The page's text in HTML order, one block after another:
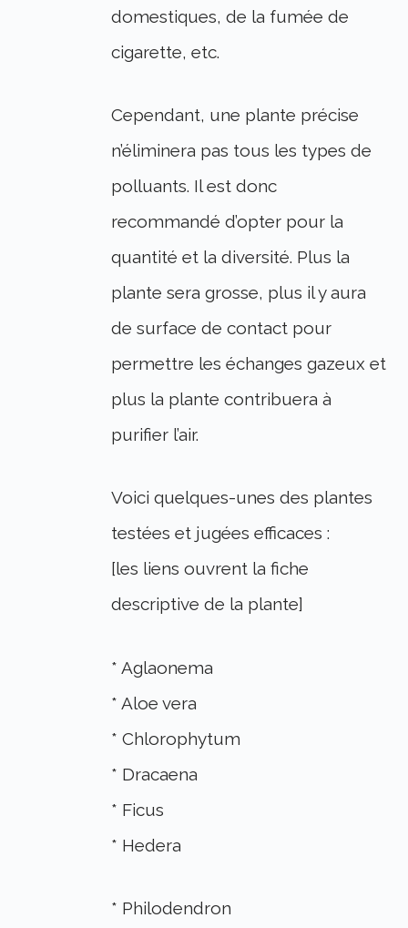
domestiques, de la fumée de
cigarette, etc.
Cependant, une plante précise
n’éliminera pas tous les types de
polluants. Il est donc
recommandé d’opter pour la
quantité et la diversité. Plus la
plante sera grosse, plus il y aura
de surface de contact pour
permettre les échanges gazeux et
plus la plante contribuera à
purifier l’air.
Voici quelques-unes des plantes
testées et jugées efficaces :
[les liens ouvrent la fiche
descriptive de la plante]
* Aglaonema
* Aloe vera
* Chlorophytum
* Dracaena
* Ficus
* Hedera
* Philodendron